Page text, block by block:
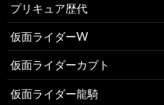
プリキュア歴代
仮面ライダーW
仮面ライダーカブト
仮面ライダー龍騎